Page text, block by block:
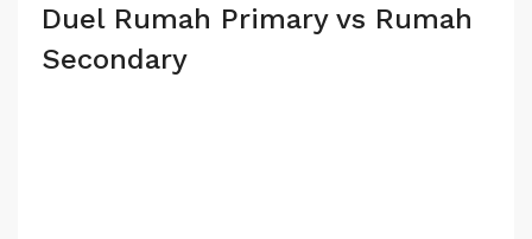
Duel Rumah Primary vs Rumah
Secondary